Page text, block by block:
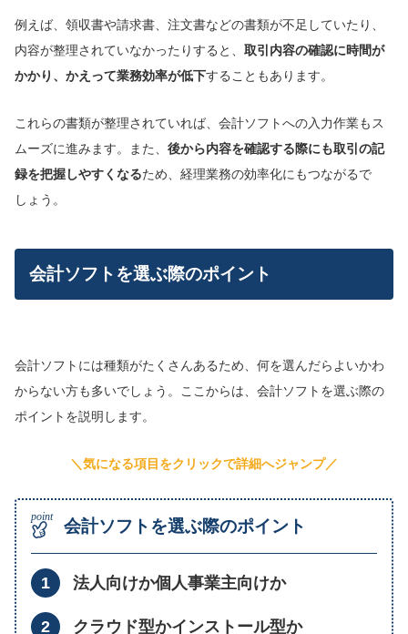
例えば、領収書や請求書、注文書などの書類が不足していたり、
内容が整理されていなかったりすると、 取引内容の確認に時間が
かかり、かえって業務効率が低下することもあります。
これらの書類が整理されていれば、会計ソフトへの入力作業もス
ムーズに進みます。また、 後から内容を確認する際にも取引の記
録を把握しやすくなるため、経理業務の効率化にもつながるで
しょう。
会計ソフトを選ぶ際のポイント
会計ソフトには種類がたくさんあるため、何を選んだらよいかわ
からない方も多いでしょう。ここからは、会計ソフトを選ぶ際の
ポイントを説明します。
＼気になる項目をクリックで詳細へジャンプ／
会計ソフトを選ぶ際のポイント
法人向けか個人事業主向けか
クラウド型かインストール型か